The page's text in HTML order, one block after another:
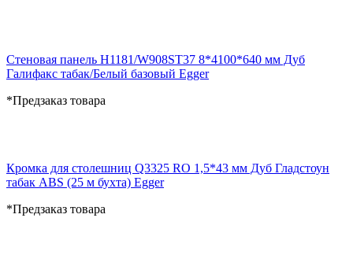
Стеновая панель H1181/W908ST37 8*4100*640 мм Дуб
Галифакс табак/Белый базовый Egger
*Предзаказ товара
Кромка для столешниц Q3325 RO 1,5*43 мм Дуб Гладстоун
табак ABS (25 м бухта) Egger
*Предзаказ товара